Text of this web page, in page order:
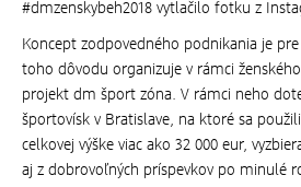
#dmzenskybeh2018 vytlačilo fotku z
Koncept zodpovedného podnikania je
toho dôvodu organizuje v rámci
projekt dm šport zóna. V rámci neho
športovísk v Bratislave, na ktoré sa
celkovej výške viac ako 32 000 eur,
aj z dobrovoľných príspevkov po minulé